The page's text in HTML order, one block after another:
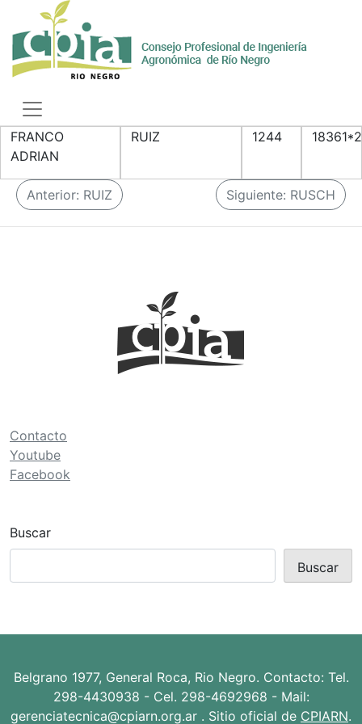
to
content
Toggle
navigation
FRANCO
ADRIAN
RUIZ 1244
N
a
d
e
e
t
r
a
Anterior: RUIZ Siguiente: RUSCH
Contacto
Youtube
Facebook
Buscar
Buscar
Belgrano 1977, General Roca, Rio Negro. Contacto: Tel.
298-4430938 - Cel. 298-4692968 - Mail:
gerenciatecnica@cpiarn.org.ar . Sitio oficial de CPIARN.